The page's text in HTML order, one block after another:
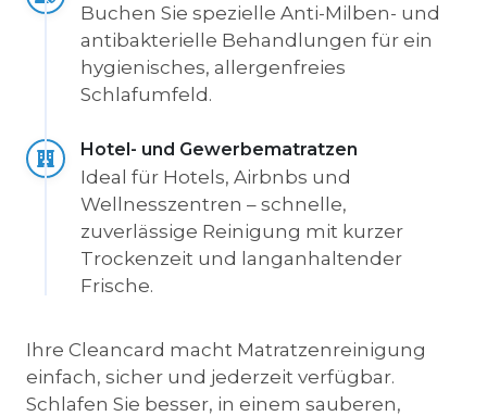
Buchen Sie spezielle Anti-Milben- und
antibakterielle Behandlungen für ein
hygienisches, allergenfreies
Schlafumfeld.
Hotel- und Gewerbematratzen
Ideal für Hotels, Airbnbs und
Wellnesszentren – schnelle,
zuverlässige Reinigung mit kurzer
Trockenzeit und langanhaltender
Frische.
Ihre Cleancard macht Matratzenreinigung
einfach, sicher und jederzeit verfügbar.
Schlafen Sie besser, in einem sauberen,